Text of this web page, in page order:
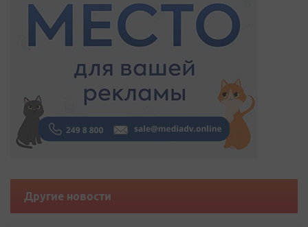
Другие новости